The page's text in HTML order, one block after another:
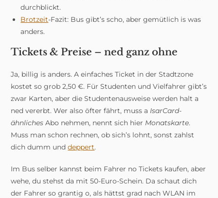
durchblickt.
Brotzeit-Fazit: Bus gibt’s scho, aber gemütlich is was
anders.
Tickets & Preise – ned ganz ohne
Ja, billig is anders. A einfaches Ticket in der Stadtzone
kostet so grob 2,50 €. Für Studenten und Vielfahrer gibt’s
zwar Karten, aber die Studentenausweise werden halt a
ned vererbt. Wer also öfter fährt, muss a IsarCard-
ähnliches Abo nehmen, nennt sich hier Monatskarte.
Muss man schon rechnen, ob sich’s lohnt, sonst zahlst
dich dumm unddeppert.
Im Bus selber kannst beim Fahrer no Tickets kaufen, aber
wehe, du stehst da mit 50-Euro-Schein. Da schaut dich
der Fahrer so grantig o, als hättst grad nach WLAN im